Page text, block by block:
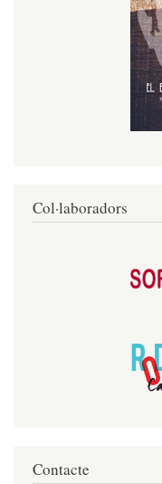
Col·laboradors
Contacte